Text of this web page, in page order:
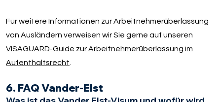
Für weitere Informationen zur Arbeitnehmerüberlassung
von Ausländern verweisen wir Sie gerne auf unseren
VISAGUARD-Guide zur Arbeitnehmerüberlassung im
Aufenthaltsrecht
6. FAQ Vander-Elst